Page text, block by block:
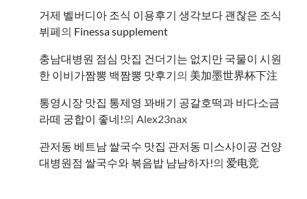
거제 벨버디아 조식 이용후기 생각보다 괜찮은 조식
뷔페의 ​Finessa supplement
충남대병원 점심 맛집 건더기는 없지만 국물이 시원
한 이비가짬뽕 백짬뽕 맛후기의 美加墨世界杯下注
통영시장 맛집 통제영 꽈배기 공갈호떡과 바다소금
라떼 궁합이 좋네!의 Alex23nax
관저동 베트남 쌀국수 맛집 관저동 미스사이공 건양
대병원점 쌀국수와 볶음밥 냠냠하자!의 爱电竞